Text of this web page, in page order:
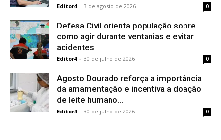
Editor4 - 3 de agosto de 2026 0
Defesa Civil orienta população sobre
como agir durante ventanias e evitar
acidentes
Editor4 - 30 de julho de 2026 0
Agosto Dourado reforça a importância
da amamentação e incentiva a doação
de leite humano...
Editor4 - 30 de julho de 2026 0